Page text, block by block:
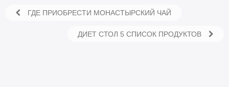
ГДЕ ПРИОБРЕСТИ МОНАСТЫРСКИЙ ЧАЙ
ДИЕТ СТОЛ 5 СПИСОК ПРОДУКТОВ